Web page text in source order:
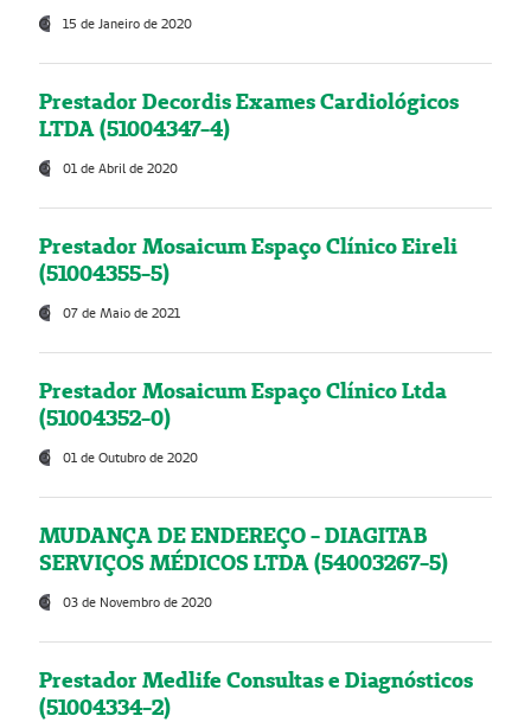
15 de Janeiro de 2020
Prestador Decordis Exames Cardiológicos
LTDA (51004347-4)
01 de Abril de 2020
Prestador Mosaicum Espaço Clínico Eireli
(51004355-5)
07 de Maio de 2021
Prestador Mosaicum Espaço Clínico Ltda
(51004352-0)
01 de Outubro de 2020
MUDANÇA DE ENDEREÇO - DIAGITAB
SERVIÇOS MÉDICOS LTDA (54003267-5)
03 de Novembro de 2020
Prestador Medlife Consultas e Diagnósticos
(51004334-2)